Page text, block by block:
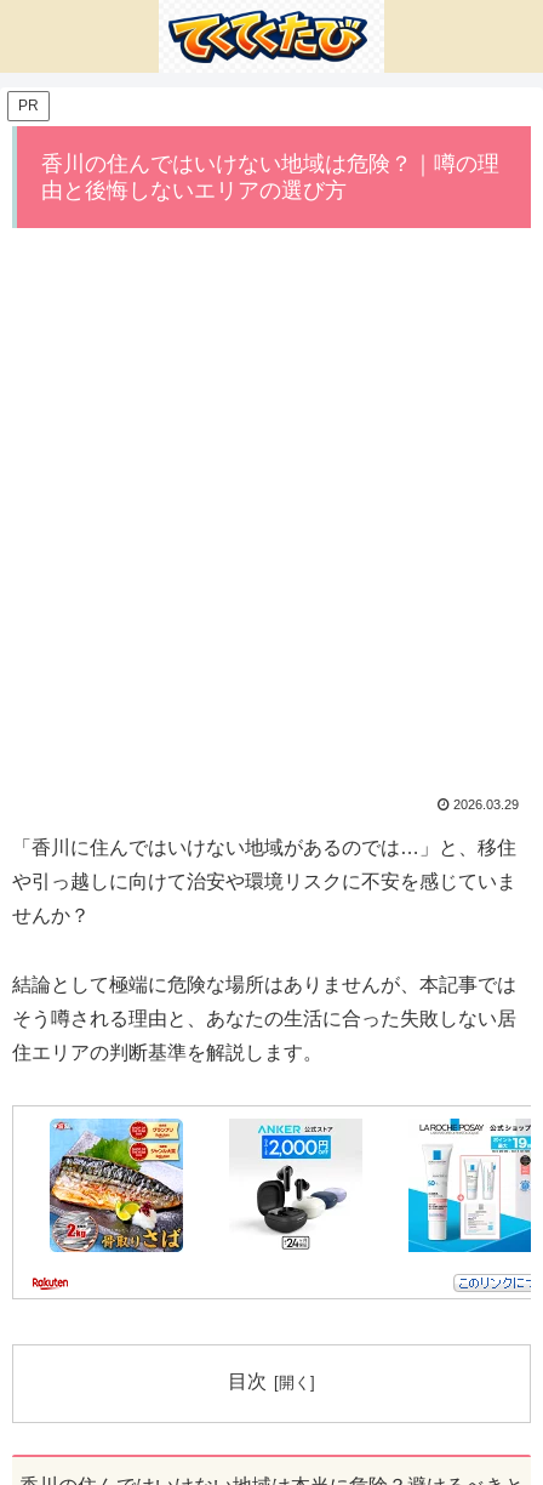
PR
香川の住んではいけない地域は危険？｜噂の理
由と後悔しないエリアの選び方
2026.03.29
「香川に住んではいけない地域があるのでは…」と、移住
や引っ越しに向けて治安や環境リスクに不安を感じていま
せんか？
結論として極端に危険な場所はありませんが、本記事では
そう噂される理由と、あなたの生活に合った失敗しない居
住エリアの判断基準を解説します。
目次